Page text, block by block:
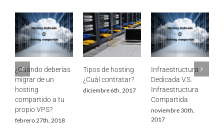
Tipos de hosting
¿Cuál contratar?
diciembre 6th, 2017
Infraestructura
Dedicada V.S.
Infraestructura
5 puntos
relevantes para
una certificación
de un centro de
datos
agosto 20th, 2019